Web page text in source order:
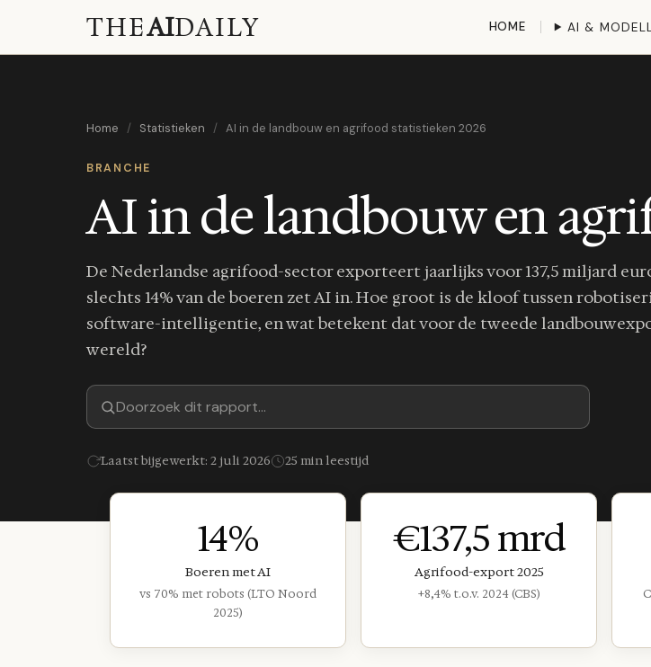
THEAIDAILY HOME AI &
Home / Statistieken / AI in de landbouw en agrifood statistieken 2026
BRANCHE
AI in de landbouw en
De Nederlandse agrifood-sector exporteert jaarlijks voor 137,5 miljard
slechts 14% van de boeren zet AI in. Hoe groot is de kloof tussen
software-intelligentie, en wat betekent dat voor de tweede
wereld?
Laatst bijgewerkt: 2 juli 2026 25 min leestijd
14%
Boeren met AI
vs 70% met robots (LTO Noord
2025)
€137,5 mrd
Agrifood-export 2025
+8,4% t.o.v. 2024 (CBS)